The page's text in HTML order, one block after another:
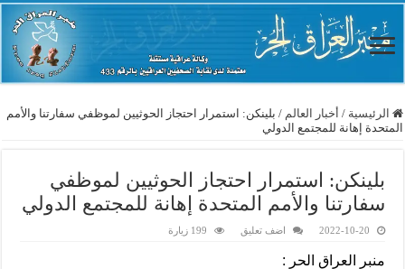
الرئيسية / أخبار العالم / بلينكن: استمرار احتجاز الحوثيين لموظفي سفارتنا والأمم
المتحدة إهانة للمجتمع الدولي
بلينكن: استمرار احتجاز الحوثيين لموظفي
سفارتنا والأمم المتحدة إهانة للمجتمع الدولي
2022-10-20 اضف تعليق 199 زيارة
منبر العراق الحر :